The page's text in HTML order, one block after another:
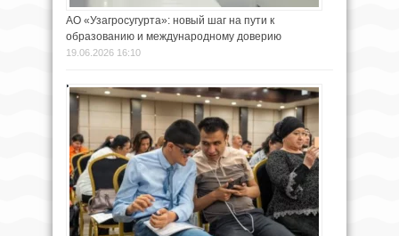
АО «Узагросугурта»: новый шаг на пути к
образованию и международному доверию
19.06.2026 16:10